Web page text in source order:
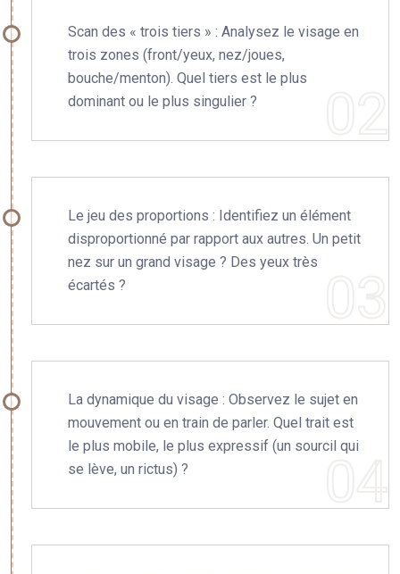
Scan des « trois tiers » : Analysez le visage en
trois zones (front/yeux, nez/joues,
bouche/menton). Quel tiers est le plus
dominant ou le plus singulier ?
Le jeu des proportions : Identifiez un élément
disproportionné par rapport aux autres. Un petit
nez sur un grand visage ? Des yeux très
écartés ?
La dynamique du visage : Observez le sujet en
mouvement ou en train de parler. Quel trait est
le plus mobile, le plus expressif (un sourcil qui
se lève, un rictus) ?